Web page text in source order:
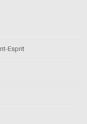
Esprit